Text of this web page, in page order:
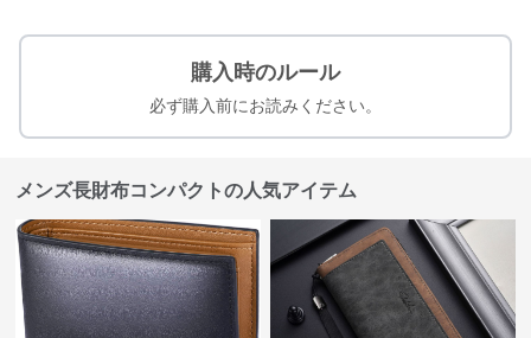
購入時のルール
必ず購入前にお読みください。
メンズ長財布コンパクトの人気アイテム